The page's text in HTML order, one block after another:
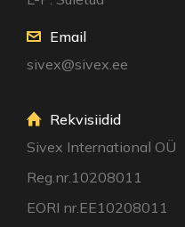
Email
sivex@sivex.ee
Rekvisiidid
Sivex International OÜ
Reg.nr.10208011
EORI nr.EE10208011